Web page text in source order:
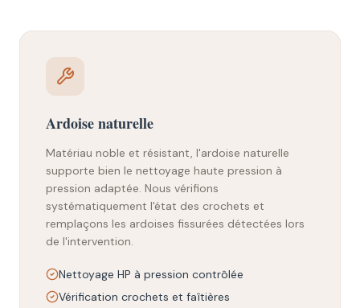
Ardoise naturelle
Matériau noble et résistant, l'ardoise naturelle
supporte bien le nettoyage haute pression à
pression adaptée. Nous vérifions
systématiquement l'état des crochets et
remplaçons les ardoises fissurées détectées lors
de l'intervention.
Nettoyage HP à pression contrôlée
Vérification crochets et faîtières